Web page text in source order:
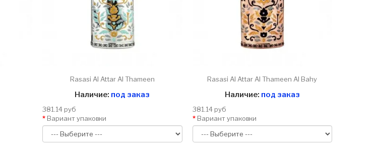
Rasasi Al Attar Al Thameen
Наличие: под заказ
381.14 руб
Вариант упаковки
Rasasi Al Attar Al Thameen Al Bahy
Наличие: под заказ
381.14 руб
Вариант упаковки